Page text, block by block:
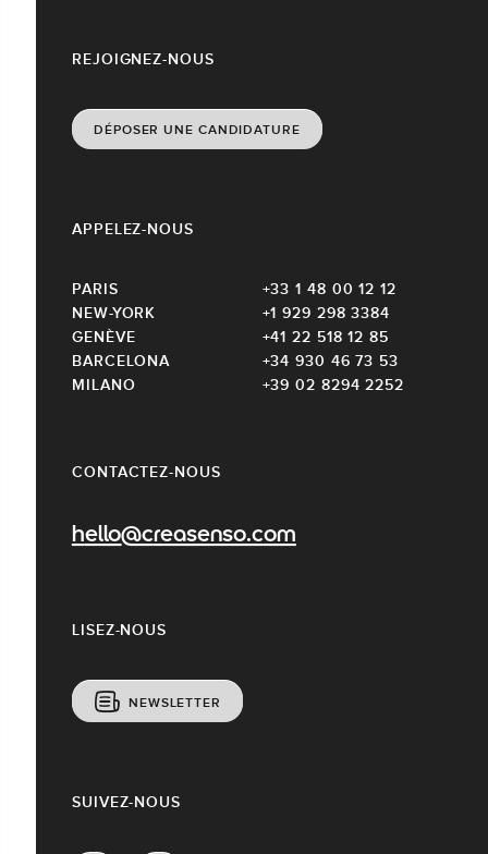
CONTACTEZ-NOUS
hello@creasenso.com
REJOIGNEZ-NOUS
DÉPOSER UNE CANDIDATURE
LISEZ-NOUS
NEWSLETTER
APPELEZ-NOUS
PARIS
+33 1 48 00 12 12
NEW-YORK
+1 929 298 3384
GENÈVE
+41 22 518 12 85
BARCELONA
+34 930 46 73 53
MILANO
+39 02 8294 2252
SUIVEZ-NOUS